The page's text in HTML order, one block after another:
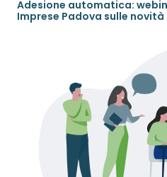
Adesione automatica:
Imprese Padova sulle